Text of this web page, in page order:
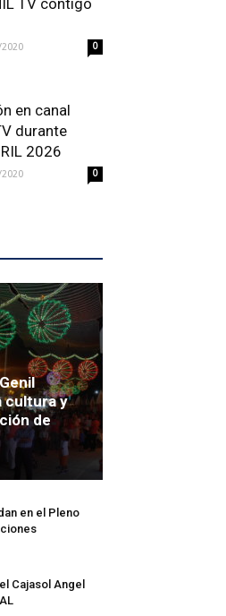
TV contigo
0
en canal
durante
2026
0
cultura y
de
en el Pleno
Cajasol Angel